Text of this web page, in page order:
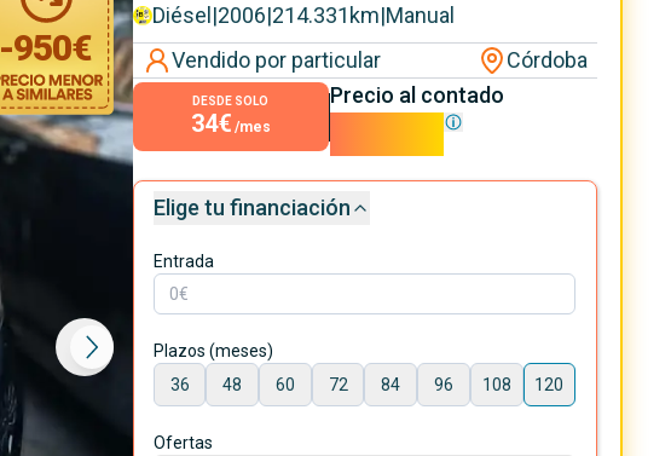
-950€
Diésel|2006|214.331km|Manual
Vendido por particular
Córdoba
DESDE SOLO
34€ /mes
Precio al contado
3.050€
Elige tu financiación
Entrada
Plazos (meses)
36
48 60 72 84 96 108 120
Ofertas